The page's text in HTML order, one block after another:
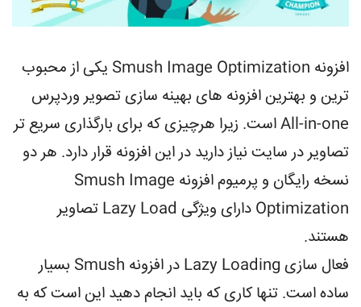
افزونه Smush Image Optimization یکی از محبوب
ترین و بهترین افزونه های بهینه سازی تصویر وردپرس
All-in-one است. زیرا هرچیزی که برای بارگذاری سریع تر
تصاویر در سایت نیاز دارید در این افزونه قرار دارد. هر دو
نسخه رایگان و پرمیوم افزونه Smush Image
Optimization دارای ویژگی Lazy Load تصاویر
هستند.
فعال سازی Lazy Loading در افزونه Smush بسیار
ساده است. تنها کاری که باید انجام دهید این است که به